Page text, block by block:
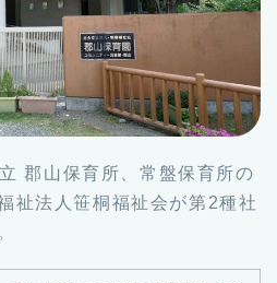
郡山保育所、常盤保育所の
祉法人笹桐福祉会が第2種社